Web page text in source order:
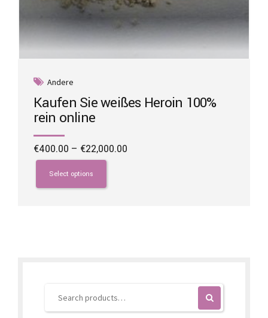
Andere
Kaufen Sie weißes Heroin 100%
rein online
€400.00 – €22,000.00
Select options
This
product
has
product